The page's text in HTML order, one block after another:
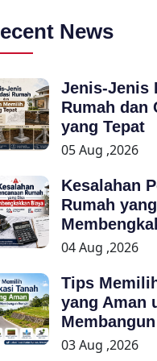
News
Jenis-Jenis
Rumah dan
yang Tepat
05 Aug ,2026
Kesalahan
Rumah
04 Aug ,2026
Tips
yang Aman
03 Aug ,2026